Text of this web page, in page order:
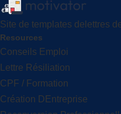
Site de templates delettres
Resources
Conseils Emploi
Lettre Résiliation
CPF / Formation
Création DEntreprise